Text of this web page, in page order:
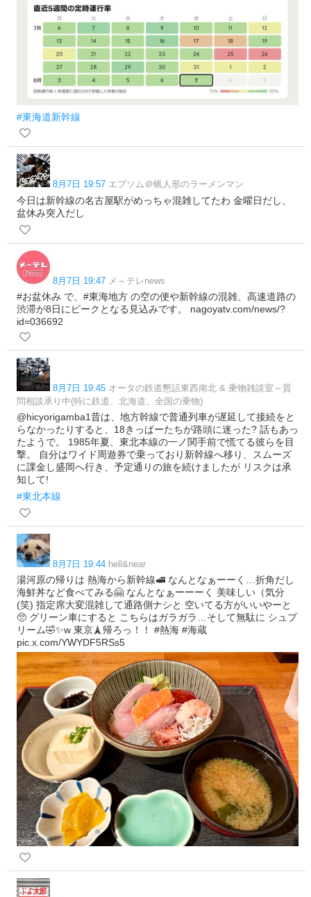
#東海道新幹線
8月7日 19:57 エプソム＠蝋人形のラーメンマン
今日は新幹線の名古屋駅がめっちゃ混雑してたわ 金曜日だし、
盆休み突入だし
8月7日 19:47 メ～テレnews
#お盆休み で、#東海地方 の空の便や新幹線の混雑、高速道路の
渋滞が8日にピークとなる見込みです。 nagoyatv.com/news/?
id=036692
8月7日 19:45 オータの鉄道懇話東西南北 & 乗物雑談室～質
問相談承り中(特に鉄道、北海道、全国の乗物)
@hicyorigamba1昔は、地方幹線で普通列車が遅延して接続をと
らなかったりすると、18きっぱーたちが路頭に迷った? 話もあっ
たようで。 1985年夏、東北本線の一ノ関手前で慌てる彼らを目
撃。 自分はワイド周遊券で乗っており新幹線へ移り、スムーズ
に課金し盛岡へ行き、予定通りの旅を続けましたが リスクは承
知して!
#東北本線
8月7日 19:44 hell&near
湯河原の帰りは 熱海から新幹線🚅 なんとなぁーーく…折角だし
海鮮丼など食べてみる🤗 なんとなぁーーーく 美味しい（気分
(笑) 指定席大変混雑して通路側ナシと 空いてる方がいいやーと
🥺 グリーン車にすると こちらはガラガラ…そして無駄に シュプ
リーム🤣✨w 東京🗼帰ろっ！！ #熱海 #海蔵
pic.x.com/YWYDF5RSs5